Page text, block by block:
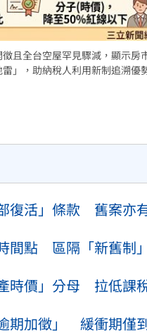
大道」逐漸成形 12:00
萬頭獎超「爸」氣 12:00
且全台空屋罕見驟減，顯示
」，助納稅人利用新制追溯優
復活」條款 舊案亦
間點 區隔「新舊制
時價」分母 拉低課
期加徵」 緩衝期僅